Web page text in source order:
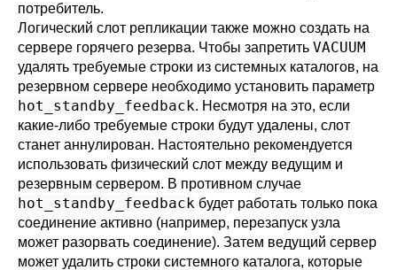
потребитель.
Логический слот репликации также можно создать на
сервере горячего резерва. Чтобы запретить VACUUM
удалять требуемые строки из системных каталогов, на
резервном сервере необходимо установить параметр
hot_standby_feedback. Несмотря на это, если
какие-либо требуемые строки будут удалены, слот
станет аннулирован. Настоятельно рекомендуется
использовать физический слот между ведущим и
резервным сервером. В противном случае
hot_standby_feedback будет работать только пока
соединение активно (например, перезапуск узла
может разорвать соединение). Затем ведущий сервер
может удалить строки системного каталога, которые